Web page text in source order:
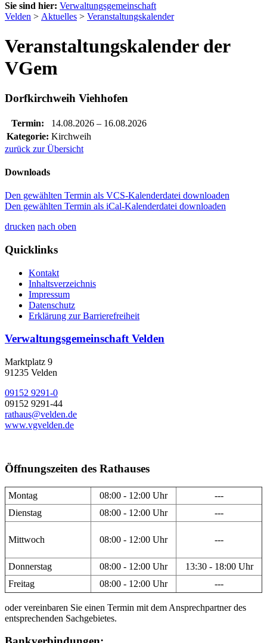
Sie sind hier: Verwaltungsgemeinschaft
Velden > Aktuelles > Veranstaltungskalender
Veranstaltungskalender der
VGem
Dorfkirchweih Viehhofen
Termin: 14.08.2026 – 16.08.2026
Kategorie: Kirchweih
zurück zur Übersicht
Downloads
Den gewählten Termin als VCS-Kalenderdatei downloaden
Den gewählten Termin als iCal-Kalenderdatei downloaden
drucken nach oben
Quicklinks
Kontakt
Inhaltsverzeichnis
Impressum
Datenschutz
Erklärung zur Barrierefreiheit
Verwaltungsgemeinschaft Velden
Marktplatz 9
91235 Velden
09152 9291-0
09152 9291-44
rathaus@velden.de
www.vgvelden.de
Öffnungszeiten des Rathauses
Montag 08:00 - 12:00 Uhr
---
Dienstag
08:00 - 12:00 Uhr ---
Mittwoch 08:00 - 12:00 Uhr ---
Donnerstag 08:00 - 12:00 Uhr
13:30 - 18:00 Uhr
Freitag
08:00 - 12:00 Uhr ---
oder vereinbaren Sie einen Termin mit dem Ansprechpartner des
entsprechenden Sachgebietes.